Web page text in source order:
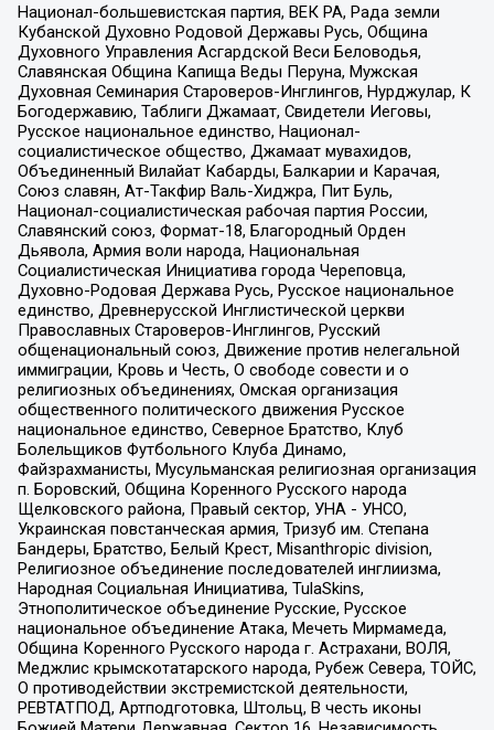
Национал-большевистская партия, ВЕК РА, Рада земли
Кубанской Духовно Родовой Державы Русь, Община
Духовного Управления Асгардской Веси Беловодья,
Славянская Община Капища Веды Перуна, Мужская
Духовная Семинария Староверов-Инглингов, Нурджулар, К
Богодержавию, Таблиги Джамаат, Свидетели Иеговы,
Русское национальное единство, Национал-
социалистическое общество, Джамаат мувахидов,
Объединенный Вилайат Кабарды, Балкарии и Карачая,
Союз славян, Ат-Такфир Валь-Хиджра, Пит Буль,
Национал-социалистическая рабочая партия России,
Славянский союз, Формат-18, Благородный Орден
Дьявола, Армия воли народа, Национальная
Социалистическая Инициатива города Череповца,
Духовно-Родовая Держава Русь, Русское национальное
единство, Древнерусской Инглистической церкви
Православных Староверов-Инглингов, Русский
общенациональный союз, Движение против нелегальной
иммиграции, Кровь и Честь, О свободе совести и о
религиозных объединениях, Омская организация
общественного политического движения Русское
национальное единство, Северное Братство, Клуб
Болельщиков Футбольного Клуба Динамо,
Файзрахманисты, Мусульманская религиозная организация
п. Боровский, Община Коренного Русского народа
Щелковского района, Правый сектор, УНА - УНСО,
Украинская повстанческая армия, Тризуб им. Степана
Бандеры, Братство, Белый Крест, Misanthropic division,
Религиозное объединение последователей инглиизма,
Народная Социальная Инициатива, TulaSkins,
Этнополитическое объединение Русские, Русское
национальное объединение Атака, Мечеть Мирмамеда,
Община Коренного Русского народа г. Астрахани, ВОЛЯ,
Меджлис крымскотатарского народа, Рубеж Севера, ТОЙС,
О противодействии экстремистской деятельности,
РЕВТАТПОД, Артподготовка, Штольц, В честь иконы